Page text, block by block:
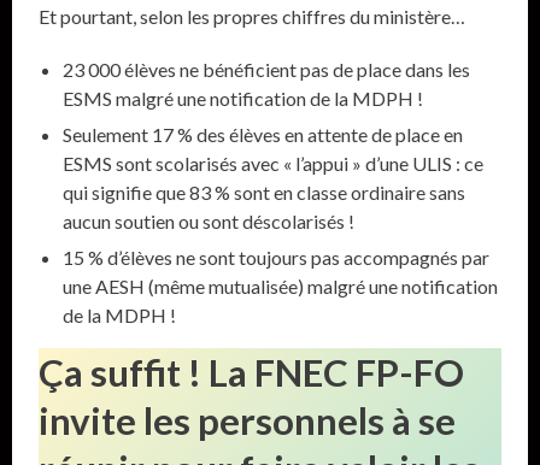
Et pourtant, selon les propres chiffres du ministère…
23 000 élèves ne bénéficient pas de place dans les
ESMS malgré une notification de la MDPH !
Seulement 17 % des élèves en attente de place en
ESMS sont scolarisés avec « l’appui » d’une ULIS : ce
qui signifie que 83 % sont en classe ordinaire sans
aucun soutien ou sont déscolarisés !
15 % d’élèves ne sont toujours pas accompagnés par
une AESH (même mutualisée) malgré une notification
de la MDPH !
Ça suffit ! La FNEC FP-FO
invite les personnels à se